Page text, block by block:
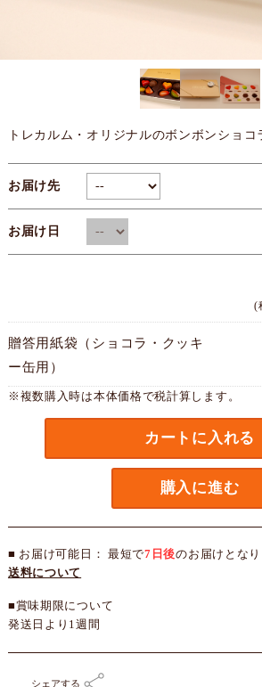
トレカルム・オリジナルのボンボンショコ
お届け先
お届け日
(
贈答用紙袋（ショコラ・クッキ
ー缶用）
※複数購入時は本体価格で税計算します。
カートに入れる
購入に進む
■ お届け可能日： 最短で7日後のお届けとなり
送料について
■賞味期限について
発送日より1週間
シェアする